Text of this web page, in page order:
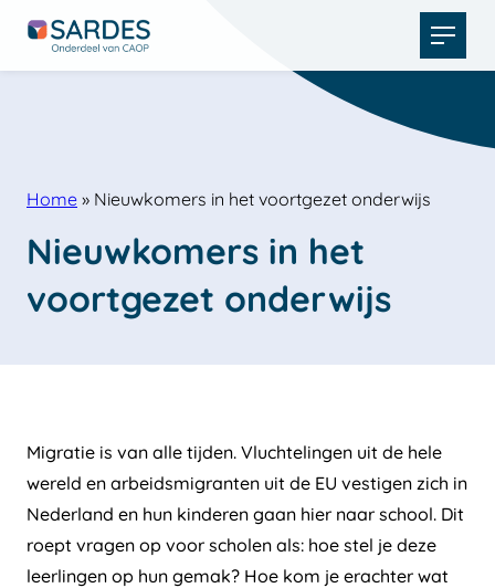
Open
menu
Home » Nieuwkomers in het voortgezet onderwijs
Nieuwkomers in het
voortgezet onderwijs
Migratie is van alle tijden. Vluchtelingen uit de hele
wereld en arbeidsmigranten uit de EU vestigen zich in
Nederland en hun kinderen gaan hier naar school. Dit
roept vragen op voor scholen als: hoe stel je deze
leerlingen op hun gemak? Hoe kom je erachter wat